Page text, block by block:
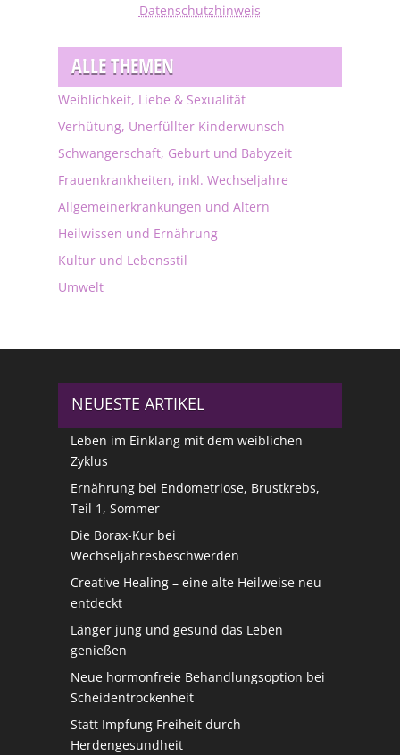
Datenschutzhinweis
ALLE THEMEN
Weiblichkeit, Liebe & Sexualität
Verhütung, Unerfüllter Kinderwunsch
Schwangerschaft, Geburt und Babyzeit
Frauenkrankheiten, inkl. Wechseljahre
Allgemeinerkrankungen und Altern
Heilwissen und Ernährung
Kultur und Lebensstil
Umwelt
NEUESTE ARTIKEL
Leben im Einklang mit dem weiblichen
Zyklus
Ernährung bei Endometriose, Brustkrebs,
Teil 1, Sommer
Die Borax-Kur bei
Wechseljahresbeschwerden
Creative Healing – eine alte Heilweise neu
entdeckt
Länger jung und gesund das Leben
genießen
Neue hormonfreie Behandlungsoption bei
Scheidentrockenheit
Statt Impfung Freiheit durch
Herdengesundheit